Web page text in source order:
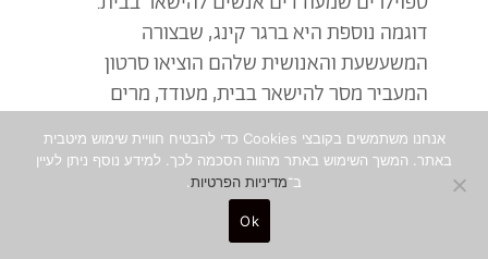
דוגמה נוספת היא ברגר קינג, שבצורה
המשעשעת והאנושית שלהם הוציאו סרטון
המעביר מסר להישאר בבית, מעודד, מרים
ותורם לכלכלה. הם גם עשו את זה נפלא בשטח,
עם עיצוב המעודד ריחוק שני מטר, ומגבות חוף
באורך 2 מטר שאנשים לא יתקרבו אליך בים.
דברים קטנים עם אימפקט גדול. דבר חשוב נוסף
הוא חיבור לערך מוביל של המותג – למשל, הניו
אנחנו משתמשים בקובצי Cookies כדי להבטיח חוויית שימוש מיטבית
באתר. המשך השימוש באתר מהווה הסכמה לכך. למידע נוסף ניתן לעיין
ב־מדיניות הפרטיות
Ok